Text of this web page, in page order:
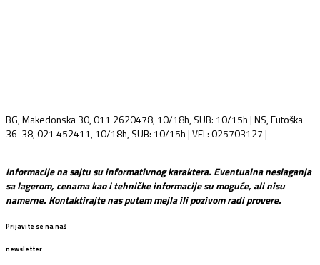
BG, Makedonska 30, 011 2620478, 10/18h, SUB: 10/15h | NS, Futoška
36-38, 021 452411, 10/18h, SUB: 10/15h | VEL: 025703127 |
Informacije na sajtu su informativnog karaktera. Eventualna neslaganja
sa lagerom, cenama kao i tehničke informacije su moguće, ali nisu
namerne. Kontaktirajte nas putem mejla ili pozivom radi provere.
Prijavite se na naš
newsletter